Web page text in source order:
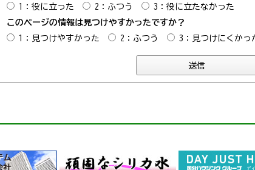
1：役に立った
2：ふつう
3：役に立たなかった
このページの情報は見つけやすかったですか？
1：見つけやすかった
2：ふつう 3：見つけにくかっ